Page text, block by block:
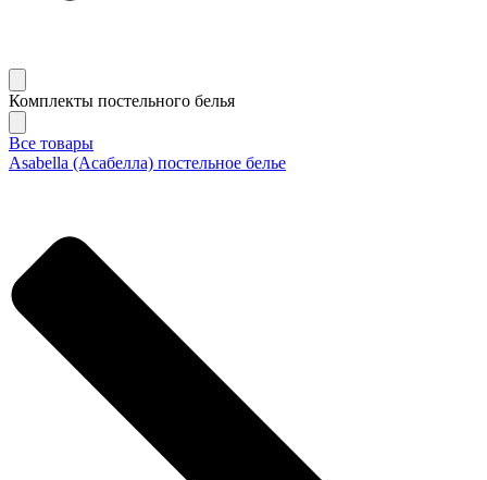
Комплекты постельного белья
Все товары
Asabella (Асабелла) постельное белье